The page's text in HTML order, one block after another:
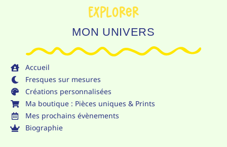
Explorer
MON UNIVERS
Accueil
Fresques sur mesures
Créations personnalisées
Ma boutique : Pièces uniques & Prints
Mes prochains évènements
Biographie